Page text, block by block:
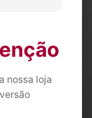
nossa loja